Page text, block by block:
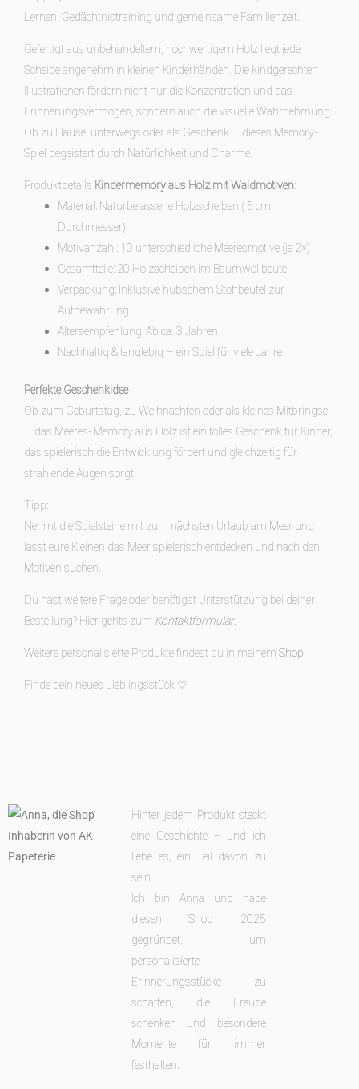
Lernen, Gedächtnistraining und gemeinsame Familienzeit.
Gefertigt aus unbehandeltem, hochwertigem Holz liegt jede
Scheibe angenehm in kleinen Kinderhänden. Die kindgerechten
Illustrationen fördern nicht nur die Konzentration und das
Erinnerungsvermögen, sondern auch die visuelle Wahrnehmung.
Ob zu Hause, unterwegs oder als Geschenk – dieses Memory-
Spiel begeistert durch Natürlichkeit und Charme.
Produktdetails Kindermemory aus Holz mit Waldmotiven:
Material: Naturbelassene Holzscheiben ( 5 cm
Durchmesser)
Motivanzahl: 10 unterschiedliche Meeresmotive (je 2×)
Gesamtteile: 20 Holzscheiben im Baumwollbeutel
Verpackung: Inklusive hübschem Stoffbeutel zur
Aufbewahrung
Altersempfehlung: Ab ca. 3 Jahren
Nachhaltig & langlebig – ein Spiel für viele Jahre
Perfekte Geschenkidee
Ob zum Geburtstag, zu Weihnachten oder als kleines Mitbringsel
– das Meeres-Memory aus Holz ist ein tolles Geschenk für Kinder,
das spielerisch die Entwicklung fördert und gleichzeitig für
strahlende Augen sorgt.
Tipp:
Nehmt die Spielsteine mit zum nächsten Urlaub am Meer und
lasst eure Kleinen das Meer spielerisch entdecken und nach den
Motiven suchen.
Du hast weitere Frage oder benötigst Unterstützung bei deiner
Bestellung? Hier gehts zum Kontaktformular.
Weitere personalisierte Produkte findest du in meinem Shop.
Finde dein neues Lieblingsstück ♡
Hinter jedem Produkt steckt
eine Geschichte – und ich
liebe es, ein Teil davon zu
sein.
Ich bin Anna und habe
diesen Shop 2025
gegründet, um
personalisierte
Erinnerungsstücke zu
schaffen, die Freude
schenken und besondere
Momente für immer
festhalten.